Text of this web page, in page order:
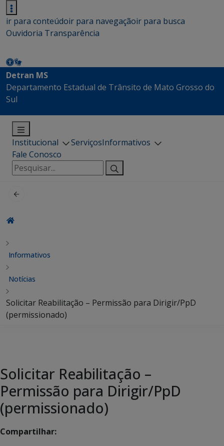
ir para conteúdoir para navegaçãoir para busca
Ouvidoria Transparência
Detran MS
Departamento Estadual de Trânsito de Mato Grosso do
Sul
Institucional ServiçosInformativos
Fale Conosco
Pesquisar
por:
Informativos
Notícias
Solicitar Reabilitação – Permissão para Dirigir/PpD
(permissionado)
Solicitar Reabilitação –
Permissão para Dirigir/PpD
(permissionado)
Compartilhar: